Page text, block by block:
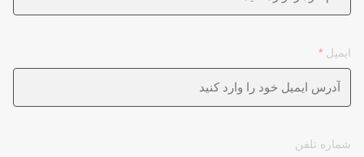
ایمیل *
شماره تلفن